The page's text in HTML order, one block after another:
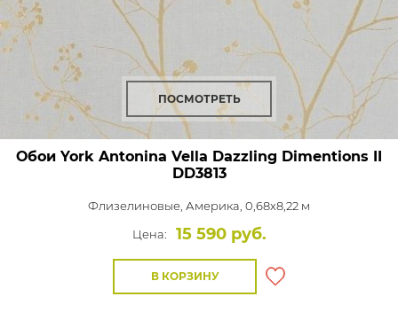
ПОСМОТРЕТЬ
Обои York Antonina Vella Dazzling Dimentions II
DD3813
Флизелиновые, Америка, 0,68x8,22 м
Цена:
15 590 руб.
В КОРЗИНУ